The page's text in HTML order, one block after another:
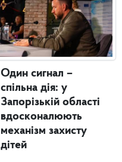
Один сигнал –
спільна дія: у
Запорізькій області
вдосконалюють
механізм захисту
дітей